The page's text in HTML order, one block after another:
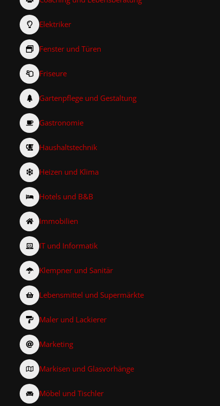
Elektriker
Fenster und Türen
Friseure
Gartenpflege und Gestaltung
Gastronomie
Haushaltstechnik
Heizen und Klima
Hotels und B&B
Immobilien
IT und Informatik
Klempner und Sanitär
Lebensmittel und Supermärkte
Maler und Lackierer
Marketing
Markisen und Glasvorhänge
Möbel und Tischler